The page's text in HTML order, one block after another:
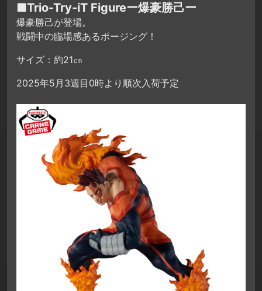
■Trio-Try-iT Figureー爆豪勝己ー
爆豪勝己が登場。
戦闘中の臨場感あるポージング！
サイズ：約21㎝
2025年5月3週目0時より順次入荷予定